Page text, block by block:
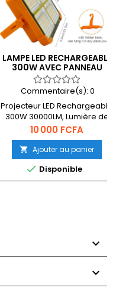
LAMPE LED RECHARGEABLE
300W AVEC PANNEAU
SOLAIRE
Commentaire(s): 0
Projecteur LED Rechargeable
300W 30000LM, Lumière de
Travail Lanterne Portable
avec Panneau Solaire,
50.000mAh USB Type C,
Rechargeable, pour
Camping, Chantier, Garage,
Atelier .....
Prix
10 000 FCFA
 Ajouter au panier
 Disponible

